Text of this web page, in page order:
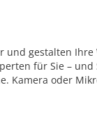
und gestalten
für Sie –
Kamera oder